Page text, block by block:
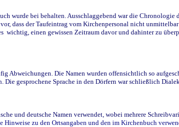
wurde bei behalten. Ausschlaggebend war die
dass der Taufeintrag vom Kirchenpersonal nicht
wichtig, einen gewissen Zeitraum davor und dahinter zu
Abweichungen. Die Namen wurden offensichtlich so
Die gesprochene Sprache in den Dörfern war schließlich
und deutsche Namen verwendet, wobei mehrere
Hinweise zu den Ortsangaben und den im Kirchenbuch